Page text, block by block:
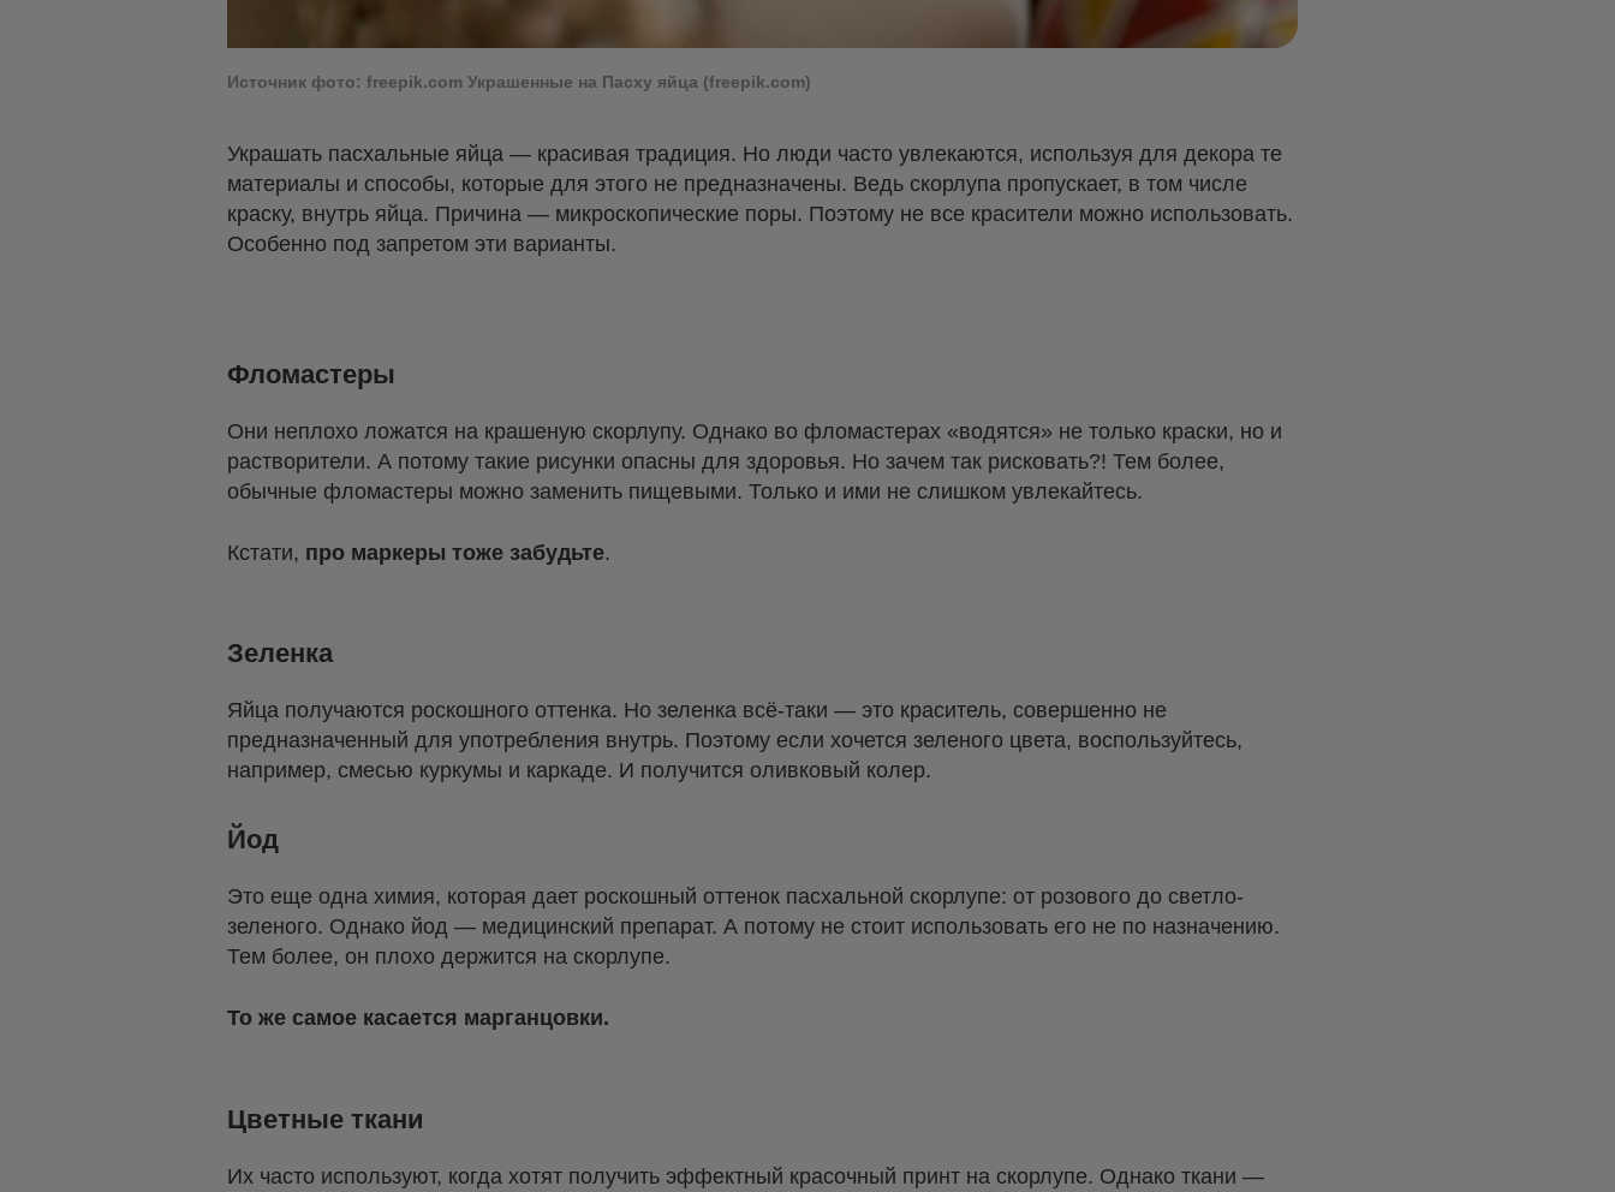
Источник фото: freepik.com Украшенные на Пасху яйца (freepik.com)
Украшать пасхальные яйца — красивая традиция. Но люди часто увлекаются, используя для декора те
материалы и способы, которые для этого не предназначены. Ведь скорлупа пропускает, в том числе
краску, внутрь яйца. Причина — микроскопические поры. Поэтому не все красители можно использовать.
Особенно под запретом эти варианты.
Фломастеры
Они неплохо ложатся на крашеную скорлупу. Однако во фломастерах «водятся» не только краски, но и
растворители. А потому такие рисунки опасны для здоровья. Но зачем так рисковать?! Тем более,
обычные фломастеры можно заменить пищевыми. Только и ими не слишком увлекайтесь.
Кстати, про маркеры тоже забудьте.
Зеленка
Яйца получаются роскошного оттенка. Но зеленка всё-таки — это краситель, совершенно не
предназначенный для употребления внутрь. Поэтому если хочется зеленого цвета, воспользуйтесь,
например, смесью куркумы и каркаде. И получится оливковый колер.
Йод
Это еще одна химия, которая дает роскошный оттенок пасхальной скорлупе: от розового до светло-
зеленого. Однако йод — медицинский препарат. А потому не стоит использовать его не по назначению.
Тем более, он плохо держится на скорлупе.
То же самое касается марганцовки.
Цветные ткани
Их часто используют, когда хотят получить эффектный красочный принт на скорлупе. Однако ткани —